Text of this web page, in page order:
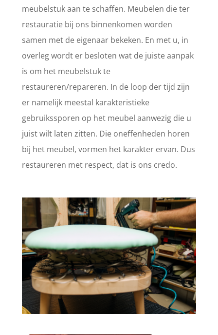
meubelstuk aan te schaffen. Meubelen die ter
restauratie bij ons binnenkomen worden
samen met de eigenaar bekeken. En met u, in
overleg wordt er besloten wat de juiste aanpak
is om het meubelstuk te
restaureren/repareren. In de loop der tijd zijn
er namelijk meestal karakteristieke
gebruikssporen op het meubel aanwezig die u
juist wilt laten zitten. Die oneffenheden horen
bij het meubel, vormen het karakter ervan. Dus
restaureren met respect, dat is ons credo.